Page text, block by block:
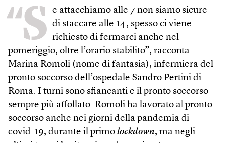
“S e attacchiamo alle 7 non siamo sicure
di staccare alle 14, spesso ci viene
richiesto di fermarci anche nel
pomeriggio, oltre l’orario stabilito”, racconta
Marina Romoli (nome di fantasia), infermiera del
pronto soccorso dell’ospedale Sandro Pertini di
Roma. I turni sono sfiancanti e il pronto soccorso
sempre più affollato. Romoli ha lavorato al pronto
soccorso anche nei giorni della pandemia di
covid-19, durante il primo lockdown, ma negli